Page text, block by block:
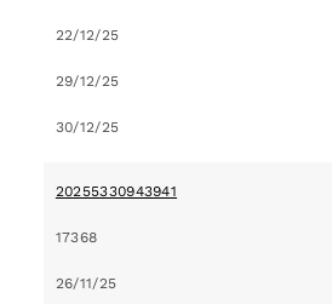
22/12/25
29/12/25
30/12/25
20255330943941
17368
26/11/25